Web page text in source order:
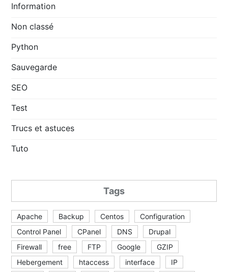
Information
Non classé
Python
Sauvegarde
SEO
Test
Trucs et astuces
Tuto
Tags
Apache Backup Centos
Configuration
Control Panel
CPanel DNS
Drupal
Firewall
free FTP Google
GZIP
Hebergement
htaccess interface
IP